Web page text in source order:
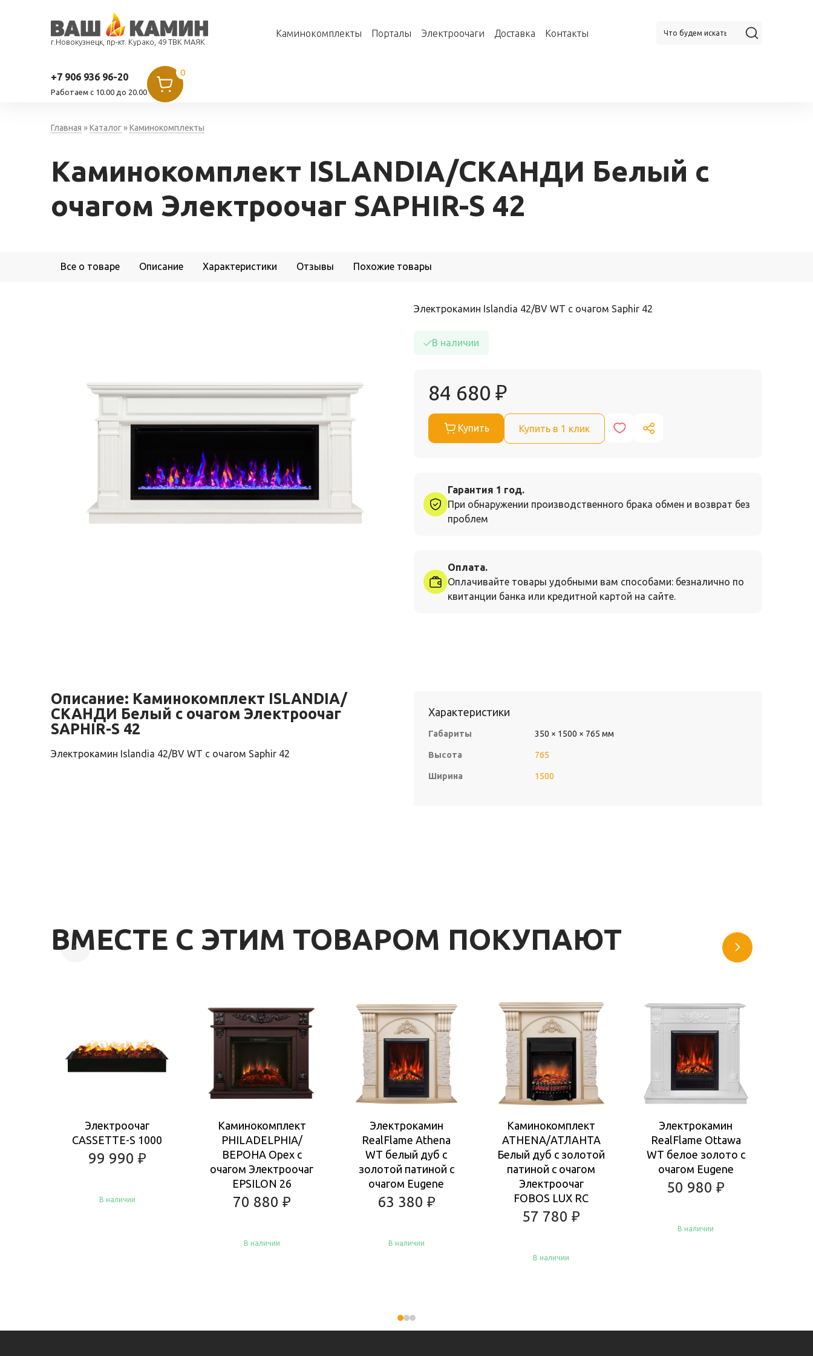
г.Новокузнецк, пр-кт. Курако, 49 ТВК МАЯК
Каминокомплекты Порталы Электроочаги Доставка Контакты
+7 906 936 96-20
Работаем c 10.00 до 20.00
0
Главная »Каталог»Каминокомплекты
Каминокомплект ISLANDIA/СКАНДИ Белый с
очагом Электроочаг SAPHIR-S 42
Все о товаре Описание Характеристики Отзывы Похожие товары
Электрокамин Islandia 42/BV WT с очагом Saphir 42
В наличии
84 680 ₽
Купить Купить в 1 клик
Гарантия 1 год.
При обнаружении производственного брака обмен и возврат без
проблем
Оплата.
Оплачивайте товары удобными вам способами: безналично по
квитанции банка или кредитной картой на сайте.
Описание: Каминокомплект ISLANDIA/
СКАНДИ Белый с очагом Электроочаг
SAPHIR-S 42
Электрокамин Islandia 42/BV WT с очагом Saphir 42
Характеристики
Габариты 350 × 1500 × 765 мм
Высота 765
Ширина 1500
ВМЕСТЕ С ЭТИМ ТОВАРОМ ПОКУПАЮТ
Электроочаг
CASSETTE-S 1000
99 990 ₽
В наличии
Каминокомплект
PHILADELPHIA/
ВЕРОНА Орех с
очагом Электроочаг
EPSILON 26
70 880 ₽
В наличии
Электрокамин
RealFlame Athena
WT белый дуб с
золотой патиной с
очагом Eugene
63 380 ₽
В наличии
Купить
Каминокомплект
ATHENA/АТЛАНТА
Белый дуб с золотой
патиной с очагом
Электроочаг
FOBOS LUX RC
57 780₽
В наличии
Электрокамин
RealFlame Ottawa
WT белое золото с
очагом Eugene
50 980₽
В наличии